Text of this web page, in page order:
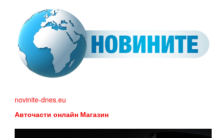
novinite-dnes.eu
Авточасти онлайн Магазин